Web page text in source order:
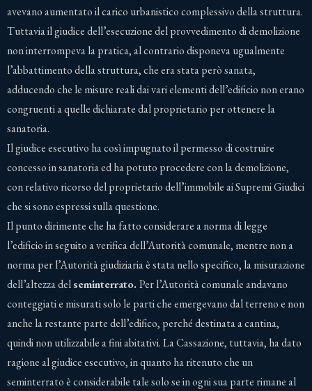
avevano aumentato il carico urbanistico complessivo della struttura.
Tuttavia il giudice dell’esecuzione del provvedimento di demolizione
non interrompeva la pratica, al contrario disponeva ugualmente
l’abbattimento della struttura, che era stata però sanata,
adducendo che le misure reali dai vari elementi dell’edificio non erano
congruenti a quelle dichiarate dal proprietario per ottenere la
sanatoria.
Il giudice esecutivo ha così impugnato il permesso di costruire
concesso in sanatoria ed ha potuto procedere con la demolizione,
con relativo ricorso del proprietario dell’immobile ai Supremi Giudici
che si sono espressi sulla questione.
Il punto dirimente che ha fatto considerare a norma di legge
l’edificio in seguito a verifica dell’Autorità comunale, mentre non a
norma per l’Autorità giudiziaria è stata nello specifico, la misurazione
dell’altezza delseminterrato.Per l’Autorità comunale andavano
conteggiati e misurati solo le parti che emergevano dal terreno e non
anche la restante parte dell’edifico, perché destinata a cantina,
quindi non utilizzabile a fini abitativi. La Cassazione, tuttavia, ha dato
ragione al giudice esecutivo, in quanto ha ritenuto che un
seminterrato è considerabile tale solo se in ogni sua parte rimane al